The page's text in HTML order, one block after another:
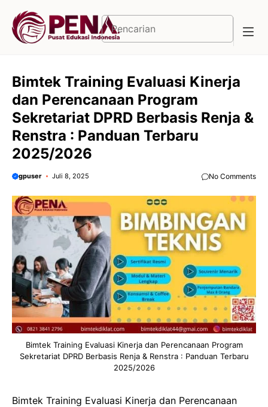
Cari
Bimtek Training Evaluasi Kinerja
dan Perencanaan Program
Sekretariat DPRD Berbasis Renja &
Renstra : Panduan Terbaru
2025/2026
gpuser Juli 8, 2025 No Comments
Bimtek Training Evaluasi Kinerja dan Perencanaan Program
Sekretariat DPRD Berbasis Renja & Renstra : Panduan Terbaru
2025/2026
Bimtek Training Evaluasi Kinerja dan Perencanaan